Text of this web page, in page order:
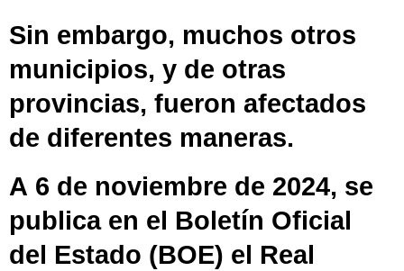
Sin embargo, muchos otros
municipios, y de otras
provincias, fueron afectados
de diferentes maneras.
A 6 de noviembre de 2024, se
publica en el Boletín Oficial
del Estado (BOE) el Real